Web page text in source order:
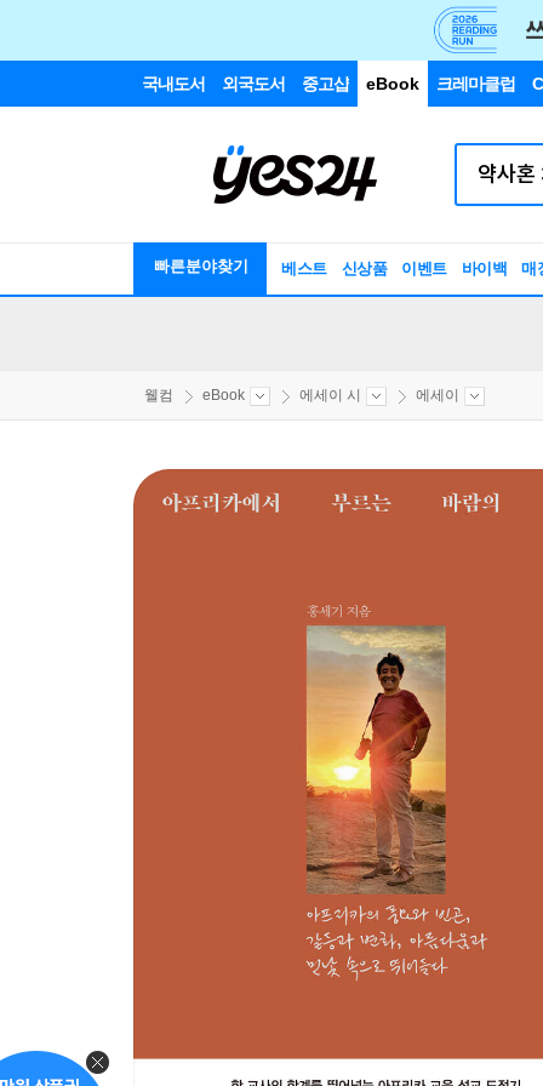
국내도서 외국도서 중고샵 eBook 크레마클럽
빠른분야찾기 베스트 신상품 이벤트 바이백 매
웰컴 eBook 에세이 시 에세이